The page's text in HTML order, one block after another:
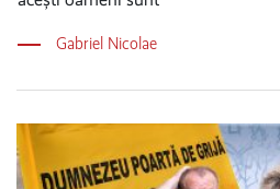
Gabriel Nicolae